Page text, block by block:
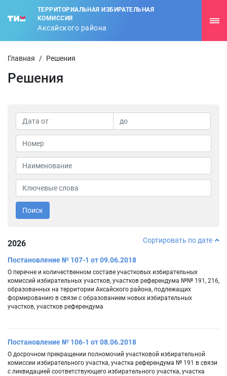
ТЕРРИТОРИАЛЬНАЯ ИЗБИРАТЕЛЬНАЯ
КОМИССИЯ
Аксайского района
Главная / Решения
Решения
Поиск
2026 Сортировать по дате
Постановление № 107-1 от 09.06.2018
О перечне и количественном составе участковых избирательных
комиссий избирательных участков, участков референдума №№ 191, 216,
образованных на территории Аксайского района, подлежащих
формированию в связи с образованием новых избирательных
участков, участков референдума
Постановление № 106-1 от 08.06.2018
О досрочном прекращении полномочий участковой избирательной
комиссии избирательного участка, участка референдума № 191 в связи
с ликвидацией соответствующего избирательного участка, участка